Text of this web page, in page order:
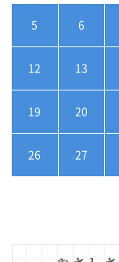
5 6
12 13
19 20
26 27